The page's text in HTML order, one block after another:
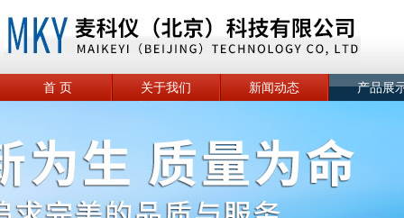
首 页 关于我们 新闻动态 产品展